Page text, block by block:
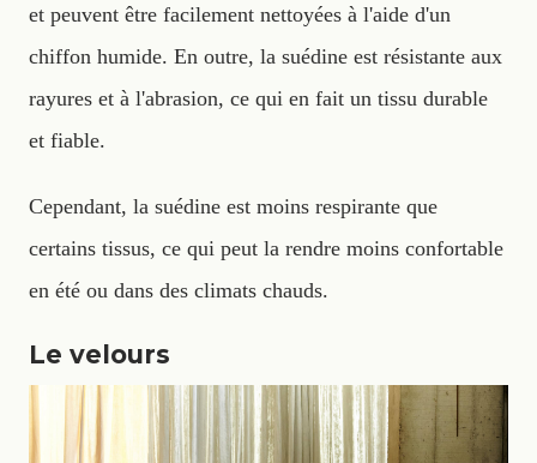
et peuvent être facilement nettoyées à l'aide d'un
chiffon humide. En outre, la suédine est résistante aux
rayures et à l'abrasion, ce qui en fait un tissu durable
et fiable.
Cependant, la suédine est moins respirante que
certains tissus, ce qui peut la rendre moins confortable
en été ou dans des climats chauds.
Le velours